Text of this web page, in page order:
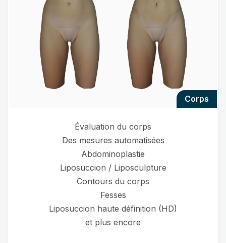
corps
Évaluation du corps
Des mesures automatisées
Abdominoplastie
Liposuccion / Liposculpture
Contours du corps
Fesses
Liposuccion haute définition (HD)
et plus encore